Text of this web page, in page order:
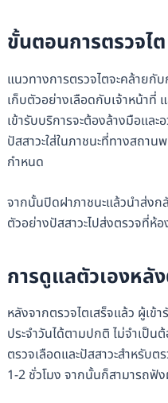
ขั้นตอนการตรวจไต
แนวทางการตรวจไตจะคล้ายกั
เก็บตัวอย่างเลือดกับเจ้าหน้าที่
เข้ารับบริการจะต้องล้างมือและ
ปัสสาวะใส่ในภาชนะที่ทางสถา
กำหนด
จากนั้นปิดฝาภาชนะแล้วนำส่งก
ตัวอย่างปัสสาวะไปส่งตรวจที่ห้
การดูแลตัวเองหลั
หลังจากตรวจไตเสร็จแล้ว ผู้เข้
ประจำวันได้ตามปกติ ไม่จำเป็
ตรวจเลือดและปัสสาวะสำหรับต
1-2 ชั่วโมง จากนั้นก็สามารถ